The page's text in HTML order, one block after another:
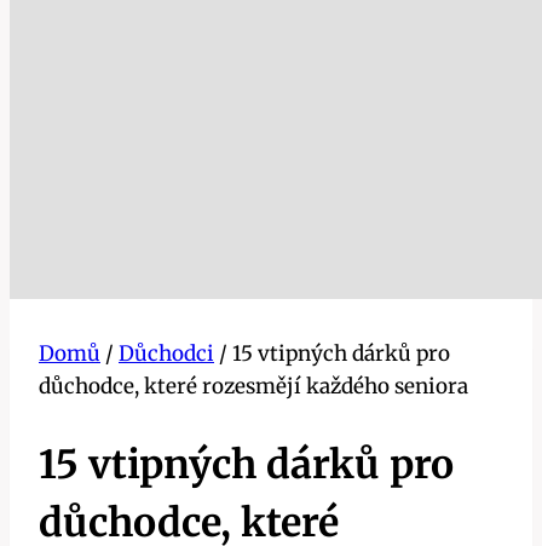
Domů / Důchodci / 15 vtipných dárků pro
důchodce, které rozesmějí každého seniora
15 vtipných dárků pro
důchodce, které